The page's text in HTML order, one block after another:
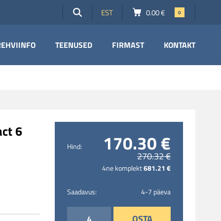
EST 0.00 € 0
TEENUSED FIRMAST KONTAKT
6
Hind: 170.30 €
270.32 €
4ne komplekt681.21 €
Saadavus: 4-7 päeva